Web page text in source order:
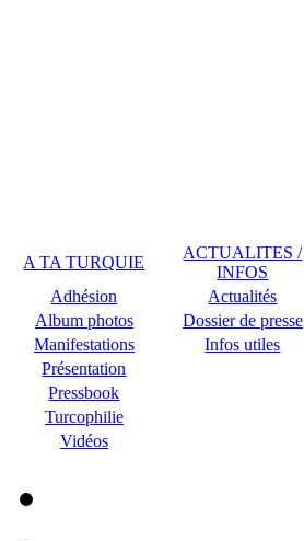
A TA TURQUIE
ACTUALITES /
INFOS
Adhésion
Actualités
Album photos
Dossier de presse
Manifestations
Infos utiles
Présentation
Pressbook
Turcophilie
Vidéos